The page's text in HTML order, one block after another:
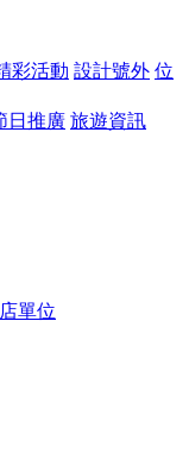
彩活動 設計號外 位
日推廣 旅遊資訊
單位